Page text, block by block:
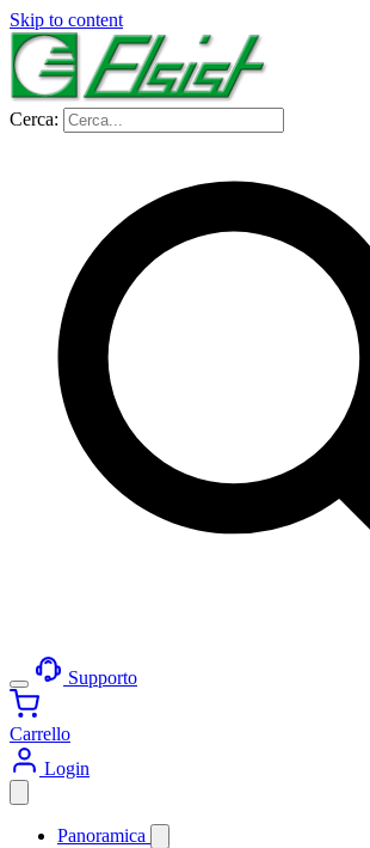
Skip to content
Cerca:
Supporto
Carrello
Login
Panoramica